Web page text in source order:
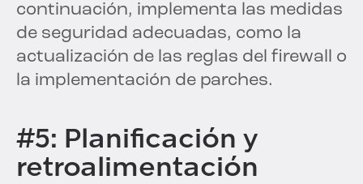
continuación, implementa las medidas
de seguridad adecuadas, como la
actualización de las reglas del firewall o
la implementación de parches.
#5: Planificación y
retroalimentación